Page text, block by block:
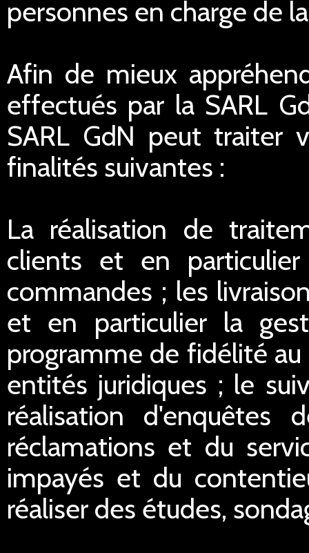
personnes en charge de
Afin de mieux
effectués par la SARL
SARL GdN peut traiter
finalités suivantes :
La réalisation de
clients et en
commandes ; les
et en particulier la
programme de fidélité
entités juridiques ; le
réalisation d'enquêtes
réclamations et du
impayés et du
réaliser des études,